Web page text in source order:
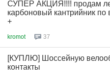
СУПЕР АКЦИЯ!!!! продам
карбоновый кантрийник по
+
kromot 37
[КУПЛЮ] Шоссейную
контакты